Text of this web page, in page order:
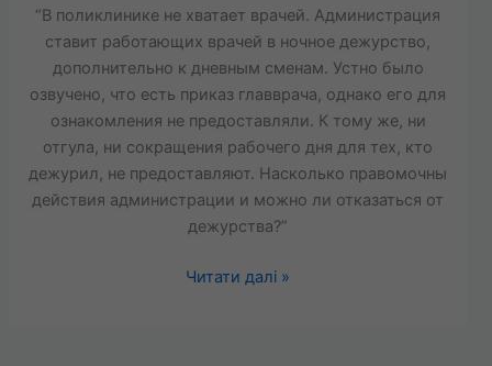
“В поликлинике не хватает врачей. Администрация
ставит работающих врачей в ночное дежурство,
дополнительно к дневным сменам. Устно было
озвучено, что есть приказ главврача, однако его для
ознакомления не предоставляли. К тому же, ни
отгула, ни сокращения рабочего дня для тех, кто
дежурил, не предоставляют. Насколько правомочны
действия администрации и можно ли отказаться от
дежурства?”
в
ночное
дежурство
без
приказа?
Читати далі »